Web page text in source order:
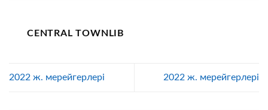
CENTRAL TOWNLIB
2022 ж. мерейгерлері 2022 ж. мерейгерлері